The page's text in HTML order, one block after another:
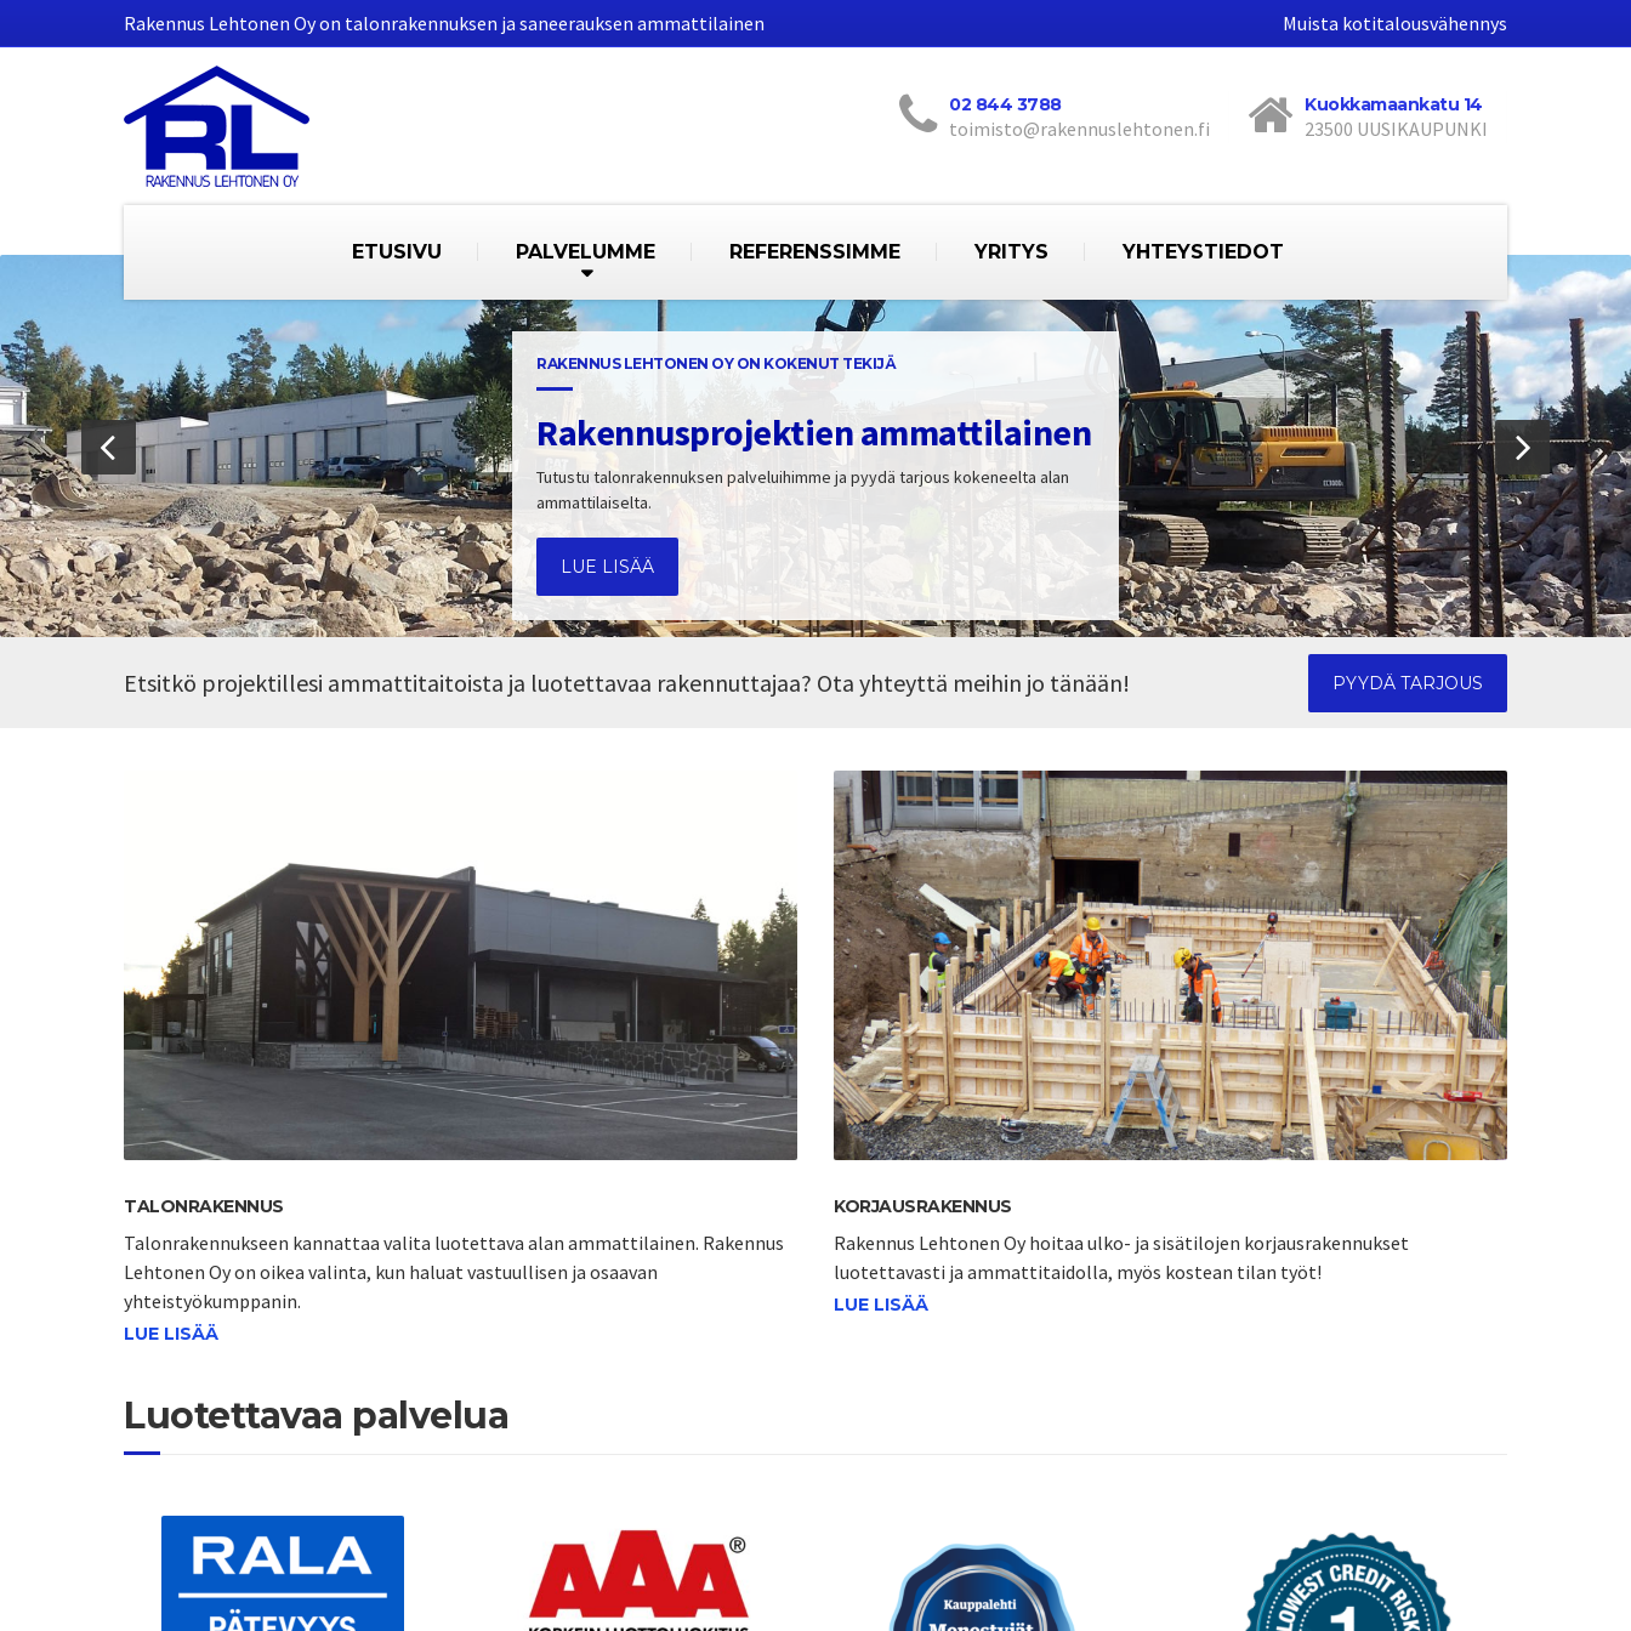
Rakennus Lehtonen Oy on talonrakennuksen ja saneerauksen ammattilainen Muista kotitalousvähennys
02 844 3788
toimisto@rakennuslehtonen.fi
Kuokkamaankatu 14
23500 UUSIKAUPUNKI
ETUSIVU PALVELUMME REFERENSSIMME YRITYS YHTEYSTIEDOT
RAKENNUS LEHTONEN OY ON KOKENUT TEKIJÄ
Rakennusprojektien ammattilainen
Tutustu talonrakennuksen palveluihimme ja pyydä tarjous kokeneelta alan
ammattilaiselta.
LUE LISÄÄ
Etsitkö projektillesi ammattitaitoista ja luotettavaa rakennuttajaa? Ota yhteyttä meihin jo tänään! PYYDÄ TARJOUS
TALONRAKENNUS
Talonrakennukseen kannattaa valita luotettava alan ammattilainen. Rakennus
Lehtonen Oy on oikea valinta, kun haluat vastuullisen ja osaavan
yhteistyökumppanin.
LUE LISÄÄ
KORJAUSRAKENNUS
Rakennus Lehtonen Oy hoitaa ulko- ja sisätilojen korjausrakennukset
luotettavasti ja ammattitaidolla, myös kostean tilan työt!
LUE LISÄÄ
Luotettavaa palvelua